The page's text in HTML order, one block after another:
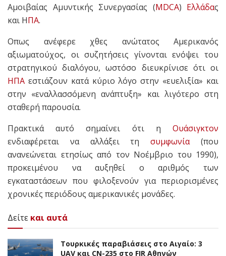
Αμοιβαίας Αμυντικής Συνεργασίας (MDCA) Ελλάδας
και ΗΠΑ.
Οπως ανέφερε χθες ανώτατος Αμερικανός
αξιωματούχος, οι συζητήσεις γίνονται ενόψει του
στρατηγικού διαλόγου, ωστόσο διευκρίνισε ότι οι
ΗΠΑ εστιάζουν κατά κύριο λόγο στην «ευελιξία» και
στην «εναλλασσόμενη ανάπτυξη» και λιγότερο στη
σταθερή παρουσία.
Πρακτικά αυτό σημαίνει ότι η Ουάσιγκτον
ενδιαφέρεται να αλλάξει τησυμφωνία(που
ανανεώνεται ετησίως από τον Νοέμβριο του 1990),
προκειμένου να αυξηθεί ο αριθμός των
εγκαταστάσεων που φιλοξενούν για περιορισμένες
χρονικές περιόδους αμερικανικές μονάδες.
Δείτε και αυτά
Τουρκικές παραβιάσεις στο Αιγαίο: 3
UAV και CN-235 στο FIR Αθηνών